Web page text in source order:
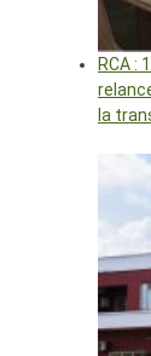
RCA :
la